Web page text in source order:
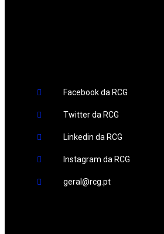
Facebook da RCG
Twitter da RCG
Linkedin da RCG
Instagram da RCG
geral@rcg.pt